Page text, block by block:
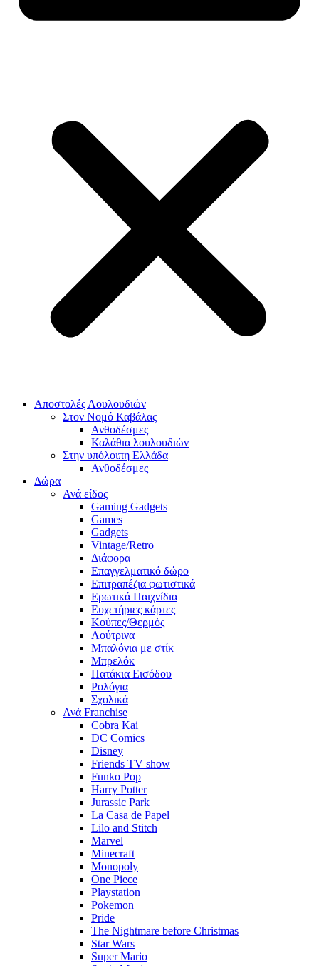
Αποστολές Λουλουδιών
Στον Νομό Καβάλας
Ανθοδέσμες
Καλάθια λουλουδιών
Στην υπόλοιπη Ελλάδα
Ανθοδέσμες
Δώρα
Ανά είδος
Gaming Gadgets
Games
Gadgets
Vintage/Retro
Διάφορα
Επαγγελματικό δώρο
Επιτραπέζια φωτιστικά
Ερωτικά Παιχνίδια
Ευχετήριες κάρτες
Κούπες/Θερμός
Λούτρινα
Μπαλόνια με στίκ
Μπρελόκ
Πατάκια Εισόδου
Ρολόγια
Σχολικά
Ανά Franchise
Cobra Kai
DC Comics
Disney
Friends TV show
Funko Pop
Harry Potter
Jurassic Park
La Casa de Papel
Lilo and Stitch
Marvel
Minecraft
Monopoly
One Piece
Playstation
Pokemon
Pride
The Nightmare before Christmas
Star Wars
Super Mario